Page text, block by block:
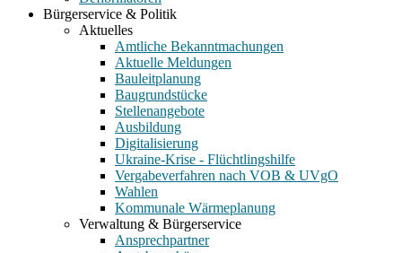
Bürgerservice & Politik
Aktuelles
Amtliche Bekanntmachungen
Aktuelle Meldungen
Bauleitplanung
Baugrundstücke
Stellenangebote
Ausbildung
Digitalisierung
Ukraine-Krise - Flüchtlingshilfe
Vergabeverfahren nach VOB & UVgO
Wahlen
Kommunale Wärmeplanung
Verwaltung & Bürgerservice
Ansprechpartner